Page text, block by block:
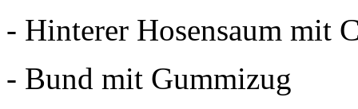
- Hinterer Hosensaum mit
- Bund mit Gummizug